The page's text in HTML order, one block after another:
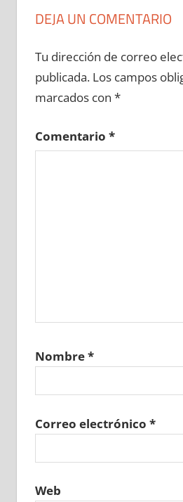
DEJA UN COMENTARIO
Tu dirección de correo
publicada. Los campos
marcados con *
Comentario *
Nombre*
Correo electrónico *
Web